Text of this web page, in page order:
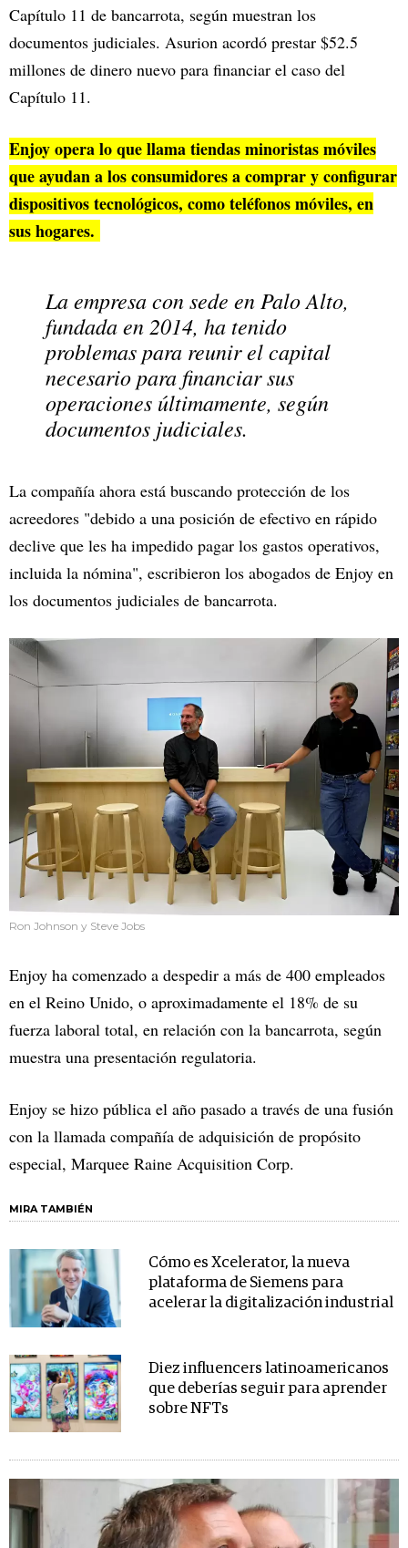
Capítulo 11 de bancarrota, según muestran los
documentos judiciales. Asurion acordó prestar $52.5
millones de dinero nuevo para financiar el caso del
Capítulo 11.
Enjoy opera lo que llama tiendas minoristas móviles
que ayudan a los consumidores a comprar y configurar
dispositivos tecnológicos, como teléfonos móviles, en
sus hogares.
La empresa con sede en Palo Alto,
fundada en 2014, ha tenido
problemas para reunir el capital
necesario para financiar sus
operaciones últimamente, según
documentos judiciales.
La compañía ahora está buscando protección de los
acreedores "debido a una posición de efectivo en rápido
declive que les ha impedido pagar los gastos operativos,
incluida la nómina", escribieron los abogados de Enjoy en
los documentos judiciales de bancarrota.
Ron Johnson y Steve Jobs
Enjoy ha comenzado a despedir a más de 400 empleados
en el Reino Unido, o aproximadamente el 18% de su
fuerza laboral total, en relación con la bancarrota, según
muestra una presentación regulatoria.
Enjoy se hizo pública el año pasado a través de una fusión
con la llamada compañía de adquisición de propósito
especial, Marquee Raine Acquisition Corp.
MIRA TAMBIÉN
Cómo es Xcelerator, la nueva
plataforma de Siemens para
acelerar la digitalización industrial
Diez influencers latinoamericanos
que deberías seguir para aprender
sobre NFTs